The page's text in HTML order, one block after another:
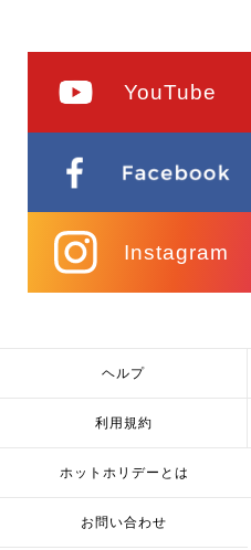
YouTube
Instagram
ヘルプ
利用規約
ホットホリデーとは
お問い合わせ